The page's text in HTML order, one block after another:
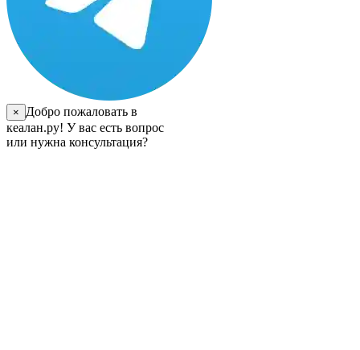
×
Добро пожаловать в
кеалан.ру! У вас есть вопрос
или нужна консультация?